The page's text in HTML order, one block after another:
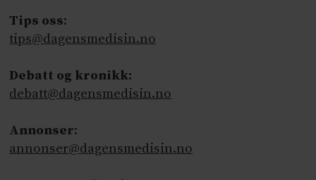
Tips oss:
tips@dagensmedisin.no
Debatt og kronikk:
debatt@dagensmedisin.no
Annonser:
annonser@dagensmedisin.no